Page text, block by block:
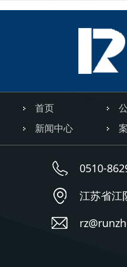
首页
新闻中心
0510-
江苏省江